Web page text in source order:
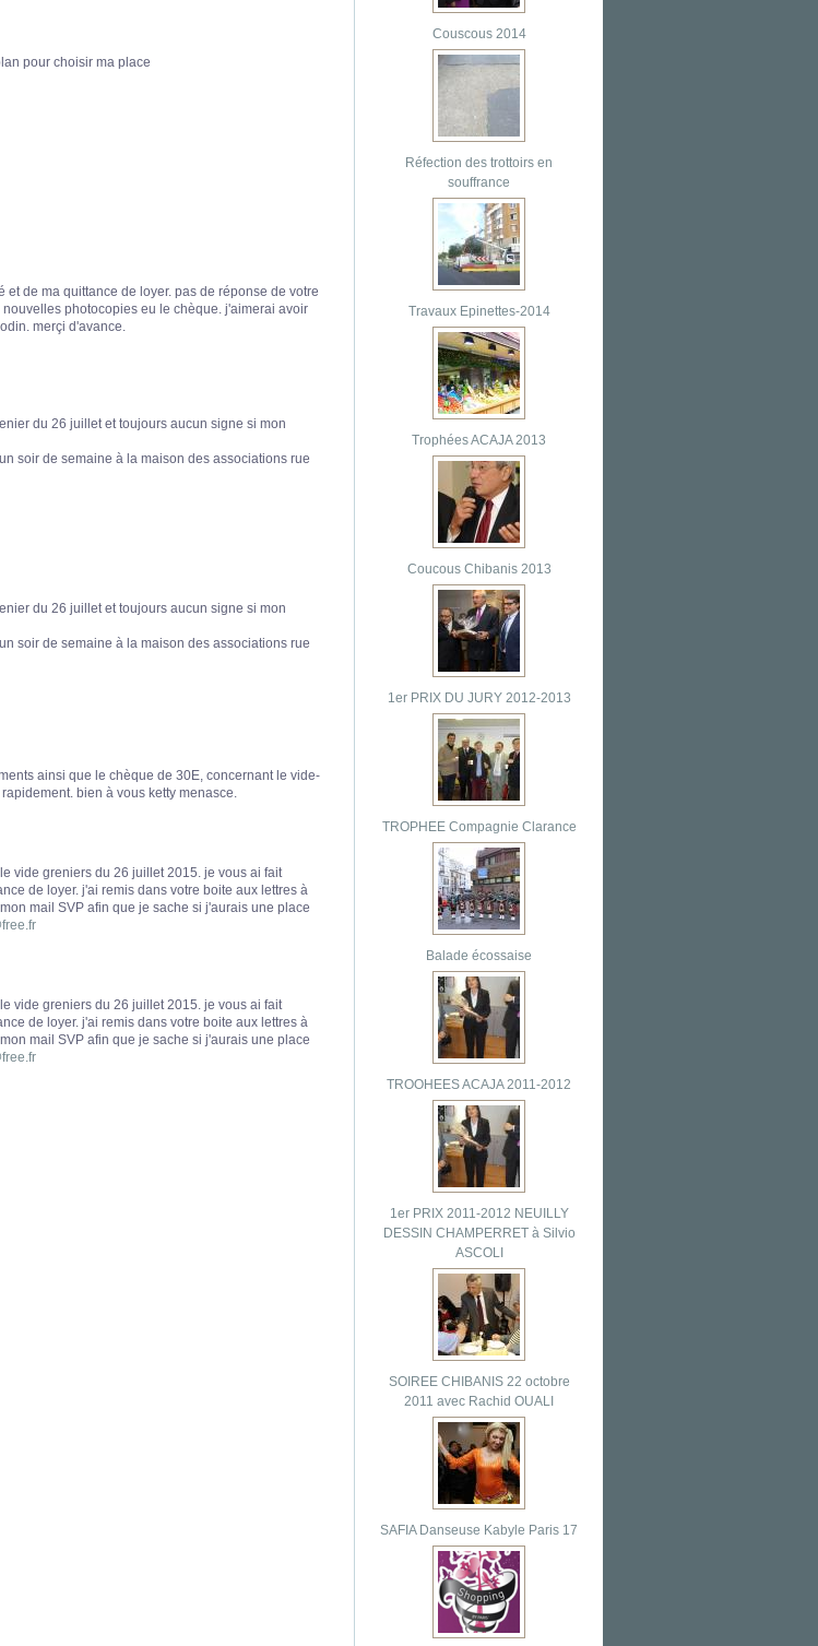
Couscous 2014
Réfection des trottoirs en
souffrance
Travaux Epinettes-2014
Trophées ACAJA 2013
Coucous Chibanis 2013
1er PRIX DU JURY 2012-2013
TROPHEE Compagnie Clarance
Balade écossaise
TROOHEES ACAJA 2011-2012
1er PRIX 2011-2012 NEUILLY
DESSIN CHAMPERRET à Silvio
ASCOLI
SOIREE CHIBANIS 22 octobre
2011 avec Rachid OUALI
SAFIA Danseuse Kabyle Paris 17
pour choisir ma place
de ma quittance de loyer. pas de réponse de votre
photocopies eu le chèque. j'aimerai avoir
merçi d'avance.
du 26 juillet et toujours aucun signe si mon
soir de semaine à la maison des associations rue
du 26 juillet et toujours aucun signe si mon
soir de semaine à la maison des associations rue
ainsi que le chèque de 30E, concernant le vide-
bien à vous ketty menasce.
vide greniers du 26 juillet 2015. je vous ai fait
de loyer. j'ai remis dans votre boite aux lettres à
mail SVP afin que je sache si j'aurais une place
vide greniers du 26 juillet 2015. je vous ai fait
de loyer. j'ai remis dans votre boite aux lettres à
mail SVP afin que je sache si j'aurais une place